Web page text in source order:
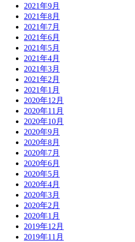
2021年9月
2021年8月
2021年7月
2021年6月
2021年5月
2021年4月
2021年3月
2021年2月
2021年1月
2020年12月
2020年11月
2020年10月
2020年9月
2020年8月
2020年7月
2020年6月
2020年5月
2020年4月
2020年3月
2020年2月
2020年1月
2019年12月
2019年11月